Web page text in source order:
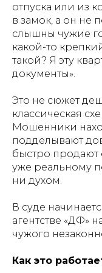
отпуска или из
в замок, а он не
слышны чужие
какой-то
такой? Я эту
документы».
Это не сюжет
классическая
Мошенники
подделывают
быстро продают
уже реальному
ни духом.
В суде
агентстве «ДФ»
чужого
Как это